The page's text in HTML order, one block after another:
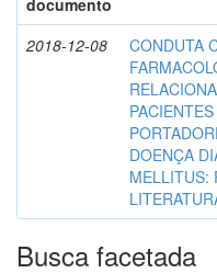
documento
2018-12-08
CONDUTA
DOENÇA
MELLITUS:
Busca facetada